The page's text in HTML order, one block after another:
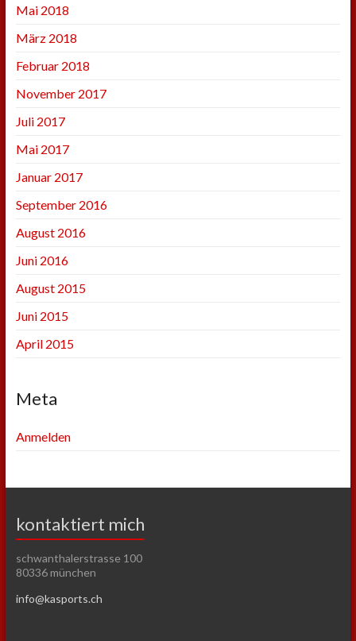
Mai 2018
März 2018
Februar 2018
November 2017
Juli 2017
Mai 2017
Januar 2017
September 2016
August 2016
Juni 2016
August 2015
Juni 2015
April 2015
Meta
Anmelden
kontaktiert mich
schwanthalerstrasse 100
80336 münchen
info@kasports.ch